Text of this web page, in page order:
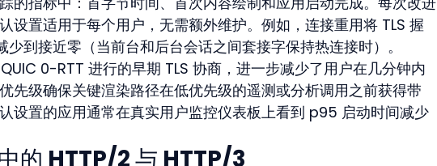
设置适用于每个用户，无需额外维护。例如，连接重用将 TLS 握
少到接近零（当前台和后台会话之间套接字保持热连接时）。
0-RTT 进行的早期 TLS 协商，进一步减少了用户在几分钟内
先级确保关键渲染路径在低优先级的遥测或分析调用之前获得带
设置的应用通常在真实用户监控仪表板上看到 p95 启动时间减少
的 HTTP/2 与 HTTP/3